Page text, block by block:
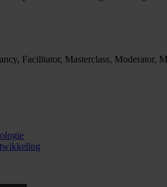
Facilitator, Masterclass, Moderator,